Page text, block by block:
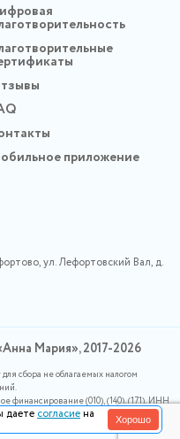
приложение
ул. Лефортовский Вал, д.
Мария», 2017-2026
сбора не облагаемых налогом
финансирование (010), (140), (171). ИНН
Роскомнадзора 77-24-166339
даете согласиена Хорошо